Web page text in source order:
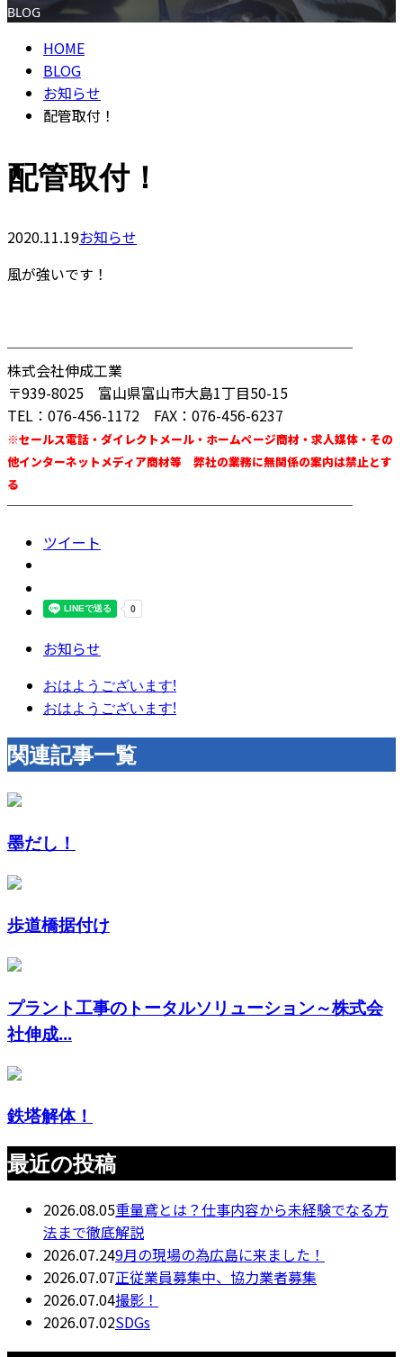
BLOG
HOME
BLOG
お知らせ
配管取付！
配管取付！
2020.11.19お知らせ
風が強いです！
────────────────────────
株式会社伸成工業
〒939-8025 富山県富山市大島1丁目50-15
TEL：076-456-1172 FAX：076-456-6237
※セールス電話・ダイレクトメール・ホームページ商材・求人媒体・その
他インターネットメディア商材等 弊社の業務に無関係の案内は禁止とす
る
────────────────────────
ツイート
お知らせ
おはようございます!
おはようございます!
関連記事一覧
墨だし！
歩道橋据付け
プラント工事のトータルソリューション～株式会
社伸成...
鉄塔解体！
最近の投稿
2026.08.05重量鳶とは？仕事内容から未経験でなる方
法まで徹底解説
2026.07.249月の現場の為広島に来ました！
2026.07.07正従業員募集中、協力業者募集
2026.07.04撮影！
2026.07.02SDGs